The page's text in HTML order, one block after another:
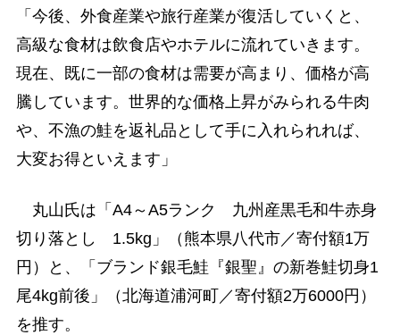
「今後、外食産業や旅行産業が復活していくと、
高級な食材は飲食店やホテルに流れていきます。
現在、既に一部の食材は需要が高まり、価格が高
騰しています。世界的な価格上昇がみられる牛肉
や、不漁の鮭を返礼品として手に入れられれば、
大変お得といえます」
丸山氏は「A4～A5ランク 九州産黒毛和牛赤身
切り落とし 1.5kg」（熊本県八代市／寄付額1万
円）と、「ブランド銀毛鮭『銀聖』の新巻鮭切身1
尾4kg前後」（北海道浦河町／寄付額2万6000円）
を推す。